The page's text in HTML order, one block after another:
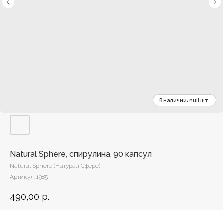
Natural Sphere, спирулина, 90 капсул
Natural Sphere (Натурал Сфере)
Артикул: 1985
490,00 р.